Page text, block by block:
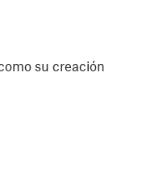
su creación